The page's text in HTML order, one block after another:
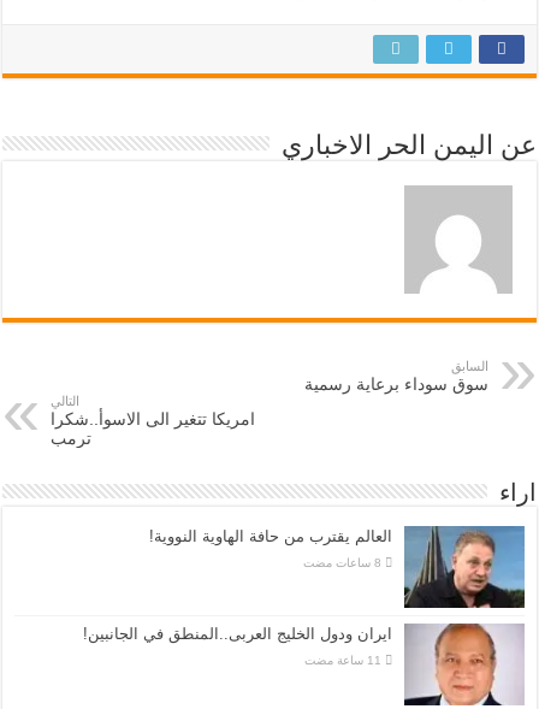
عن اليمن الحر الاخباري
السابق
سوق سوداء برعاية رسمية
التالي
امريكا تتغير الى الاسوأ..شكرا
ترمب
اراء
العالم يقترب من حافة الهاوية النووية!
ايران ودول الخليج العربى..المنطق في الجانبين!